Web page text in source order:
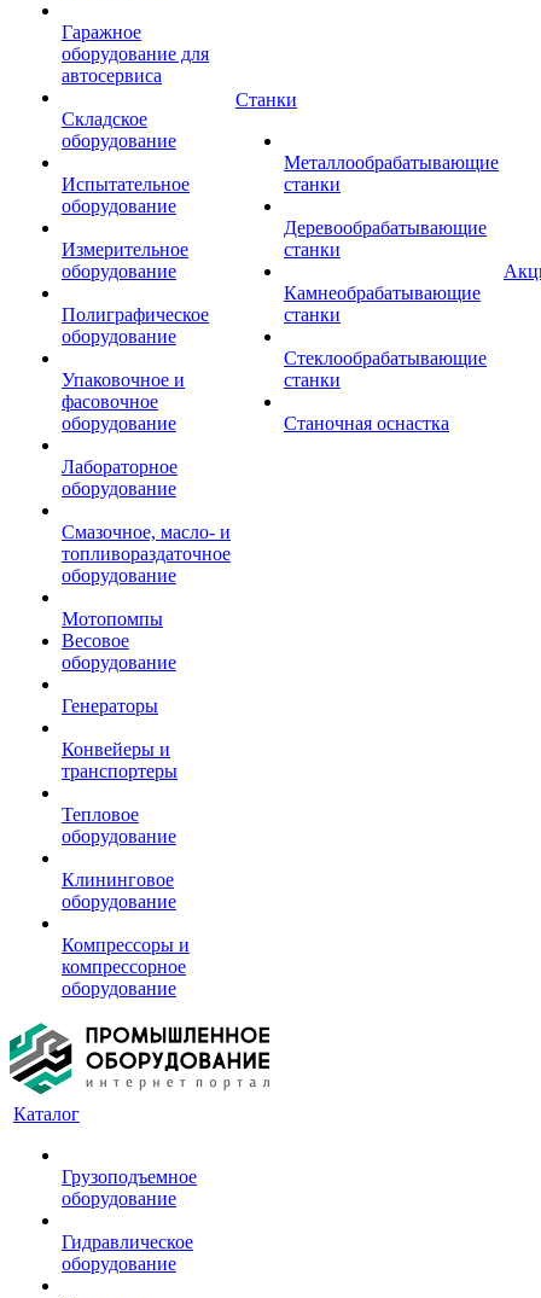
Гаражное
оборудование для
автосервиса
Складское
оборудование
Испытательное
оборудование
Измерительное
оборудование
Полиграфическое
оборудование
Упаковочное и
фасовочное
оборудование
Лабораторное
оборудование
Смазочное, масло- и
топливораздаточное
оборудование
Мотопомпы
Весовое
оборудование
Генераторы
Конвейеры и
транспортеры
Тепловое
оборудование
Клининговое
оборудование
Компрессоры и
компрессорное
оборудование
Станки
Металлообрабатывающие
станки
Деревообрабатывающие
станки
Камнеобрабатывающие
станки
Стеклообрабатывающие
станки
Станочная оснастка
Каталог
Грузоподъемное
оборудование
Гидравлическое
оборудование